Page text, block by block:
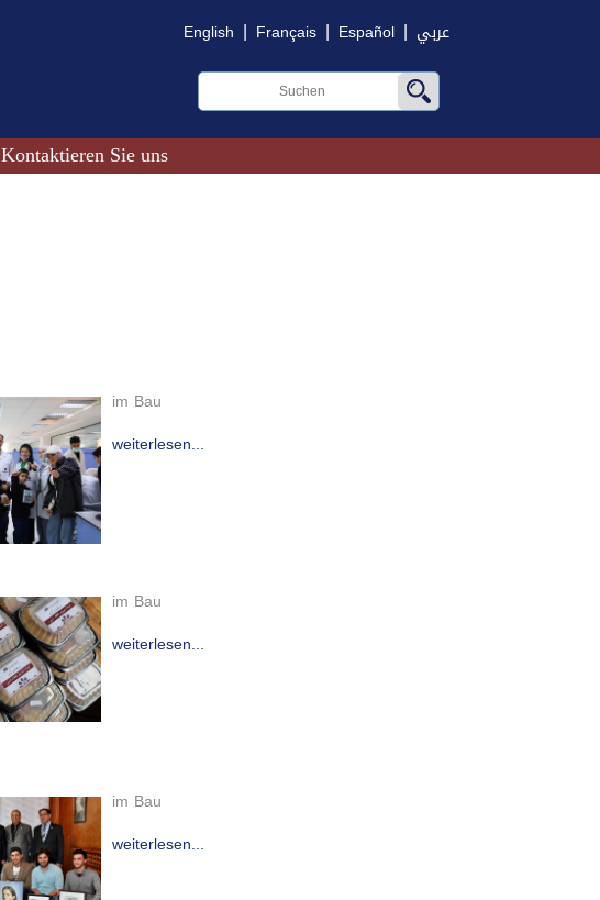
English | Français | Español | عربي
Kontaktieren Sie uns
im Bau
weiterlesen...
im Bau
weiterlesen...
im Bau
weiterlesen...